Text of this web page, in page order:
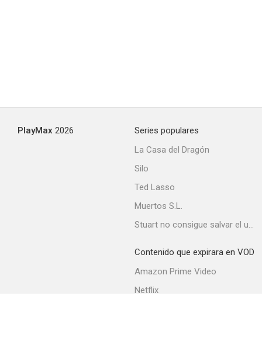
PlayMax 2026
Series populares
La Casa del Dragón
Silo
Ted Lasso
Muertos S.L.
Stuart no consigue salvar el universo
Contenido que expirara en VOD
Amazon Prime Video
Netflix